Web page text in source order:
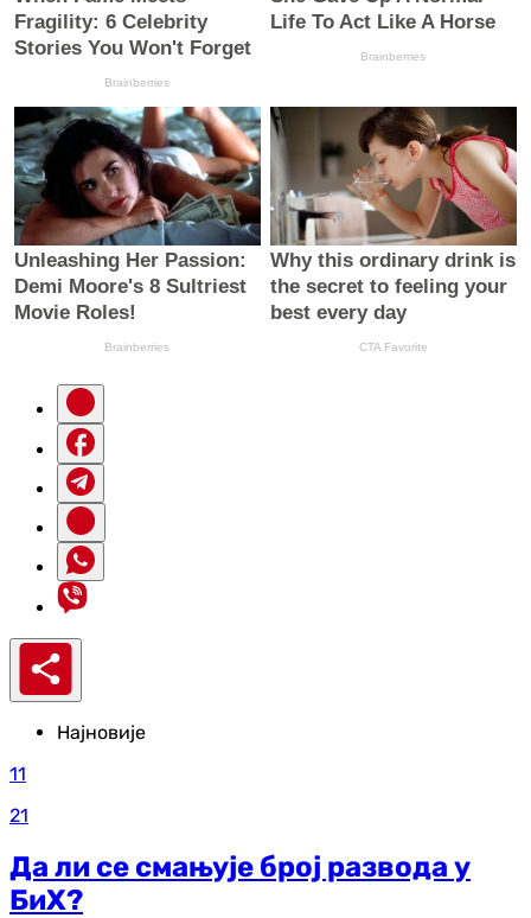
Најновије
11
21
Да ли се смањује број развода у
БиХ?